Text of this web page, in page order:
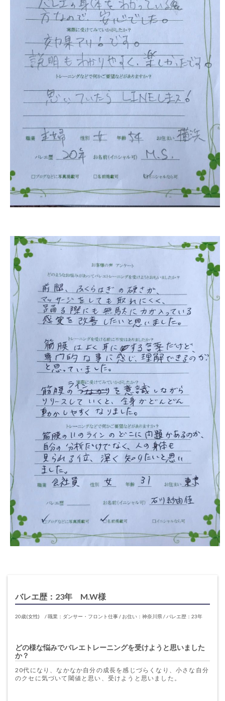
バレエ歴：23年 M.W様
20歳(女性) / 職業：ダンサー・フロント仕事 / お住い：神奈川県 / バレエ歴：23年
どの様な悩みでバレエトレーニングを受けようと思いました
か？
20代になり、なかなか自分の成長を感じづらくなり、小さな自分
のクセに気づいて閾値と思い、受けようと思いました。